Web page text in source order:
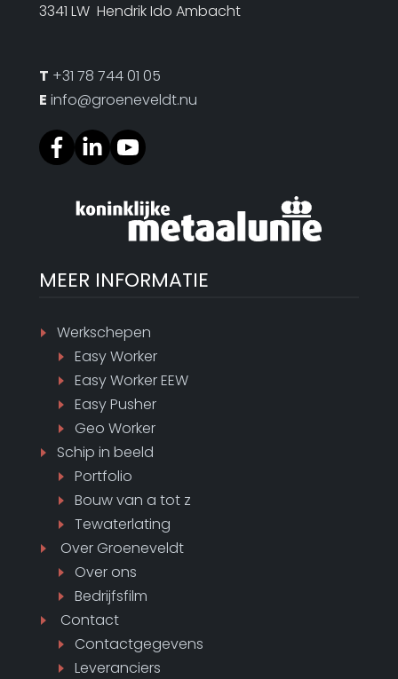
3341 LW Hendrik Ido Ambacht
T +31 78 744 01 05
E info@groeneveldt.nu
MEER INFORMATIE
Werkschepen
Easy Worker
Easy Worker EEW
Easy Pusher
Geo Worker
Schip in beeld
Portfolio
Bouw van a tot z
Tewaterlating
Over Groeneveldt
Over ons
Bedrijfsfilm
Contact
Contactgegevens
Leveranciers